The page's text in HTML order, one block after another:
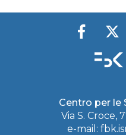
Centro per le
Via S. Croce,
e-mail: